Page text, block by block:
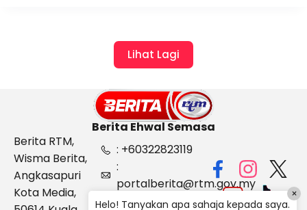
Lihat Lagi
Berita Ehwal Semasa
Berita RTM,
Wisma Berita,
Angkasapuri
Kota Media,
: +60322823119
:
portalberita@rtm.gov.my
: Aduan &
Helo! Tanyakan apa sahaja kepada saya.
×